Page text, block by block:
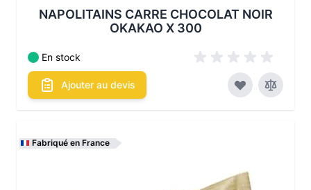
NAPOLITAINS CARRE CHOCOLAT NOIR
OKAKAO X 300
En stock
Ajouter au devis
Fabriqué en France